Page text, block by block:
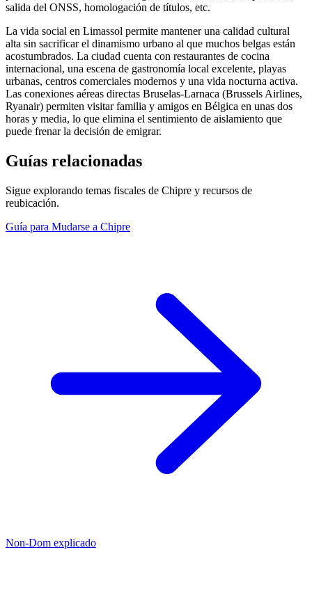
salida del ONSS, homologación de títulos, etc.
La vida social en Limassol permite mantener una calidad cultural
alta sin sacrificar el dinamismo urbano al que muchos belgas están
acostumbrados. La ciudad cuenta con restaurantes de cocina
internacional, una escena de gastronomía local excelente, playas
urbanas, centros comerciales modernos y una vida nocturna activa.
Las conexiones aéreas directas Bruselas-Larnaca (Brussels Airlines,
Ryanair) permiten visitar familia y amigos en Bélgica en unas dos
horas y media, lo que elimina el sentimiento de aislamiento que
puede frenar la decisión de emigrar.
Guías relacionadas
Sigue explorando temas fiscales de Chipre y recursos de
reubicación.
Guía para Mudarse a Chipre
Non-Dom explicado